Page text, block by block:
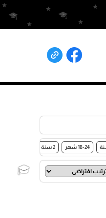
18-24 شهر 2 سنة